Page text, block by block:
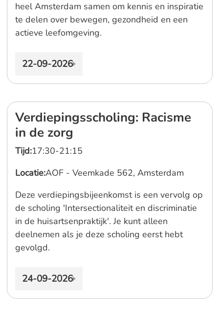
heel Amsterdam samen om kennis en inspiratie
te delen over bewegen, gezondheid en een
actieve leefomgeving.
22-09-2026
Verdiepingsscholing: Racisme
in de zorg
Tijd:17:30-21:15
Locatie:AOF - Veemkade 562, Amsterdam
Deze verdiepingsbijeenkomst is een vervolg op
de scholing 'Intersectionaliteit en discriminatie
in de huisartsenpraktijk'. Je kunt alleen
deelnemen als je deze scholing eerst hebt
gevolgd.
24-09-2026